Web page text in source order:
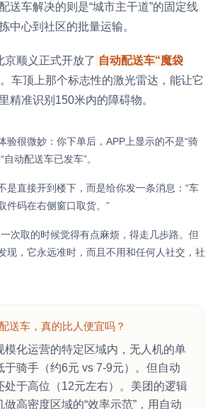
送车解决的则是“城市主干道”的固定线
中心到社区的批量运输。
京顺义正式开放了 自动配送车“魔袋
。车顶上那个标志性的激光雷达，能让它
精准识别150米内的障碍物。
验很微妙：你下单后，APP上显示的不是“骑
动配送车已发车”。
是直接开到楼下，而是给你发一条消息：“车
件码在右侧窗口取货。”
次取的时候觉得有点麻烦，得走几步路。但
现，它永远准时，而且不用和任何人社交，社
送车，真的比人便宜吗？
模化运营的特定区域内，无人机的单
于骑手（约6元 vs 7-9元）。但自动
处于高位（12元左右）。美团的逻辑
高密度区域的“效率示范”，用自动